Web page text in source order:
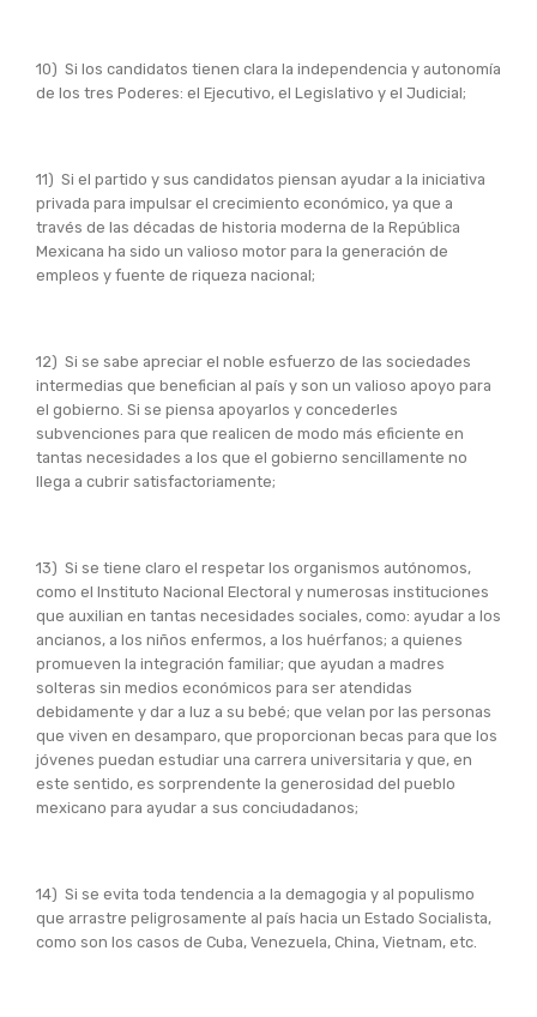
10) Si los candidatos tienen clara la independencia y autonomía
de los tres Poderes: el Ejecutivo, el Legislativo y el Judicial;
11) Si el partido y sus candidatos piensan ayudar a la iniciativa
privada para impulsar el crecimiento económico, ya que a
través de las décadas de historia moderna de la República
Mexicana ha sido un valioso motor para la generación de
empleos y fuente de riqueza nacional;
12) Si se sabe apreciar el noble esfuerzo de las sociedades
intermedias que benefician al país y son un valioso apoyo para
el gobierno. Si se piensa apoyarlos y concederles
subvenciones para que realicen de modo más eficiente en
tantas necesidades a los que el gobierno sencillamente no
llega a cubrir satisfactoriamente;
13) Si se tiene claro el respetar los organismos autónomos,
como el Instituto Nacional Electoral y numerosas instituciones
que auxilian en tantas necesidades sociales, como: ayudar a los
ancianos, a los niños enfermos, a los huérfanos; a quienes
promueven la integración familiar; que ayudan a madres
solteras sin medios económicos para ser atendidas
debidamente y dar a luz a su bebé; que velan por las personas
que viven en desamparo, que proporcionan becas para que los
jóvenes puedan estudiar una carrera universitaria y que, en
este sentido, es sorprendente la generosidad del pueblo
mexicano para ayudar a sus conciudadanos;
14) Si se evita toda tendencia a la demagogia y al populismo
que arrastre peligrosamente al país hacia un Estado Socialista,
como son los casos de Cuba, Venezuela, China, Vietnam, etc.